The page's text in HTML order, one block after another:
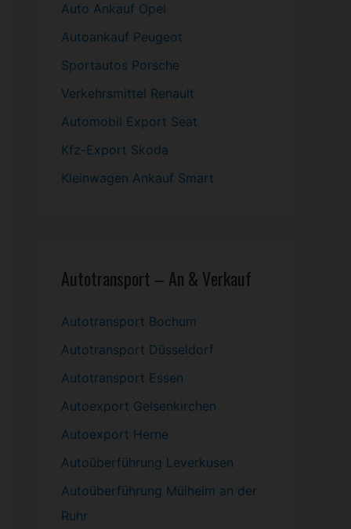
Auto Ankauf Opel
Autoankauf Peugeot
Sportautos Porsche
Verkehrsmittel Renault
Automobil Export Seat
Kfz-Export Skoda
Kleinwagen Ankauf Smart
Autotransport – An & Verkauf
Autotransport Bochum
Autotransport Düsseldorf
Autotransport Essen
Autoexport Gelsenkirchen
Autoexport Herne
Autoüberführung Leverkusen
Autoüberführung Mülheim an der
Ruhr